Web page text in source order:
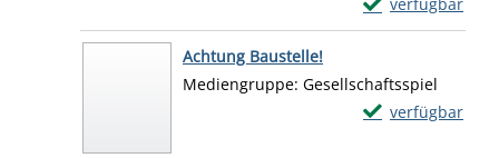
Zum Download
Achtung Baustelle!
Suche nach diesem Verfasser
Mediengruppe: Gesellschaftsspiel
verfügbar
Exemplar-